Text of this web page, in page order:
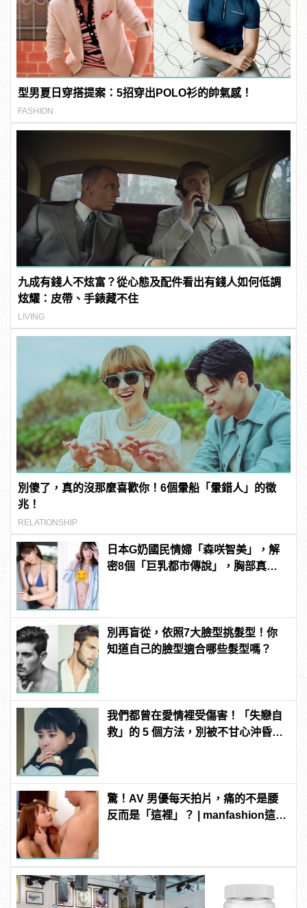
型男夏日穿搭提案：5招穿出POLO衫的帥氣感！
FASHION
九成有錢人不炫富？從心態及配件看出有錢人如何低調
炫耀：皮帶、手錶藏不住
LIVING
別傻了，真的沒那麼喜歡你！6個暈船「暈錯人」的徵
兆！
RELATIONSHIP
日本G奶國民情婦「森咲智美」，解
密8個「巨乳都市傳說」，胸部真能
別再盲從，依照7大臉型挑髮型！你
知道自己的臉型適合哪些髮型嗎？
我們都曾在愛情裡受傷害！「失戀自
救」的 5 個方法，別被不甘心沖昏了
驚！AV 男優每天拍片，痛的不是腰
反而是「這裡」？ | manfashion這樣